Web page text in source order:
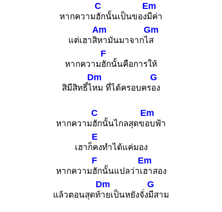
หากความ
C
ฮักนั้นเป็นของ
Em
มีค่า
แต่เฮาสิ
Am
หามันมาจากไ
Gm
ส
หากความ
F
ฮักนั้นคือการให้
สิมีสิทธิ์ไ
Dm
หม ที่ได้ครอบคร
G
อง
หากความ
C
ฮักนั้นไกลสุดข
Em
อบฟ้า
เฮาก็
E
คงทำได้แค่มอง
หากความ
F
ฮักนั้นแปลว่าเ
Em
ฮาสอง
แล้วตอนสุดท้
Dm
ายเป็นหยังจั่ง
G
มีสาม